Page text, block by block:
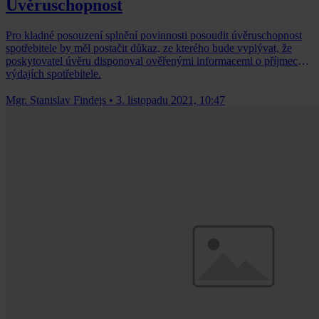
Úvěruschopnost
Pro kladné posouzení splnění povinnosti posoudit úvěruschopnost
spotřebitele by měl postačit důkaz, ze kterého bude vyplývat, že
poskytovatel úvěru disponoval ověřenými informacemi o příjmech a
výdajích spotřebitele.
Mgr. Stanislav Findejs • 3. listopadu 2021, 10:47